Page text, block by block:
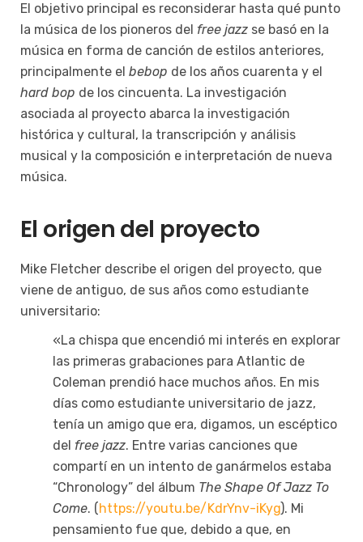
El objetivo principal es reconsiderar hasta qué punto
la música de los pioneros del free jazz se basó en la
música en forma de canción de estilos anteriores,
principalmente el bebop de los años cuarenta y el
hard bop de los cincuenta. La investigación
asociada al proyecto abarca la investigación
histórica y cultural, la transcripción y análisis
musical y la composición e interpretación de nueva
música.
El origen del proyecto
Mike Fletcher describe el origen del proyecto, que
viene de antiguo, de sus años como estudiante
universitario:
«La chispa que encendió mi interés en explorar
las primeras grabaciones para Atlantic de
Coleman prendió hace muchos años. En mis
días como estudiante universitario de jazz,
tenía un amigo que era, digamos, un escéptico
del free jazz. Entre varias canciones que
compartí en un intento de ganármelos estaba
“Chronology” del álbum The Shape Of Jazz To
Come. ( https://youtu.be/KdrYnv-iKyg). Mi
pensamiento fue que, debido a que, en